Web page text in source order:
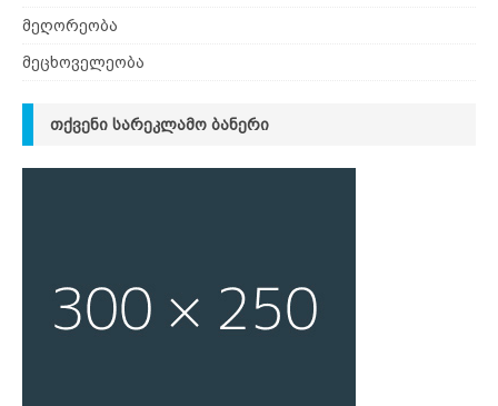
მეღორეობა
მეცხოველეობა
ᲗᲥᲕᲔᲜᲘ ᲡᲐᲠᲔᲙᲚᲐᲛᲝ ᲑᲐᲜᲔᲠᲘ